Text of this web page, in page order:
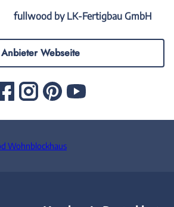
fullwood by LK-Fertigbau GmbH
Anbieter Webseite
Wohnblockhaus